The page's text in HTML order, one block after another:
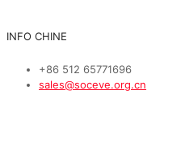
INFO CHINE
+86 512 65771696
sales@soceve.org.cn